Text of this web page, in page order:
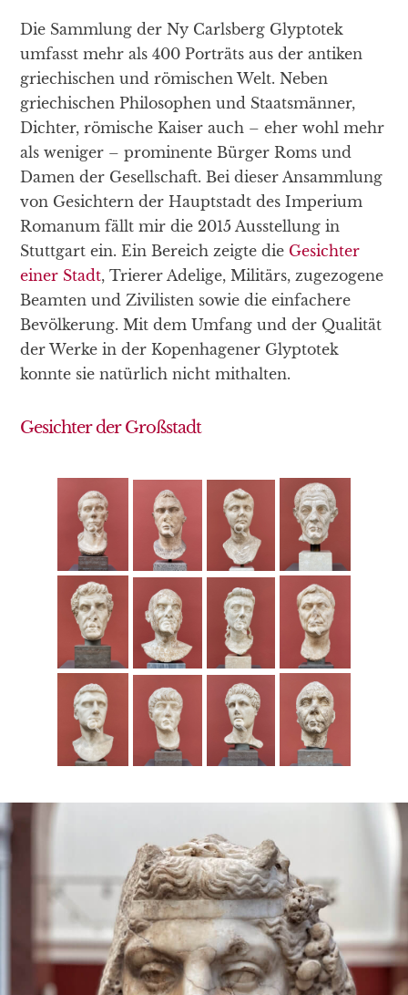
Die Sammlung der Ny Carlsberg Glyptotek
umfasst mehr als 400 Porträts aus der antiken
griechischen und römischen Welt. Neben
griechischen Philosophen und Staatsmänner,
Dichter, römische Kaiser auch – eher wohl mehr
als weniger – prominente Bürger Roms und
Damen der Gesellschaft. Bei dieser Ansammlung
von Gesichtern der Hauptstadt des Imperium
Romanum fällt mir die 2015 Ausstellung in
Stuttgart ein. Ein Bereich zeigte die Gesichter
einer Stadt, Trierer Adelige, Militärs, zugezogene
Beamten und Zivilisten sowie die einfachere
Bevölkerung. Mit dem Umfang und der Qualität
der Werke in der Kopenhagener Glyptotek
konnte sie natürlich nicht mithalten.
Gesichter der Großstadt